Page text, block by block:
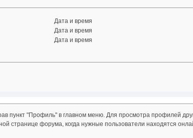
Дата и время
Дата и время
Дата и время
пункт "Профиль" в главном меню. Для просмотра профилей
странице форума, когда нужные пользователи находятся